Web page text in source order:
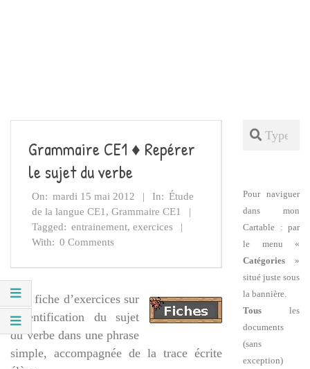
Grammaire CE1 ♦ Repérer
le sujet du verbe
On: mardi 15 mai 2012 In: Étude
de la langue CE1 , Grammaire CE1
Tagged: entrainement, exercices
With: 0 Comments
Une fiche d’exercices sur
l’identification du sujet
du verbe dans une phrase
simple, accompagnée de la trace écrite
Search
Pour naviguer
dans mon
Cartable : par
le menu «
Catégories »
situé juste sous
la bannière.
Tous les
documents
(sans
exception)